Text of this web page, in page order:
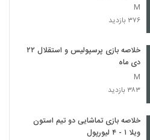
M
۳۷۶ بازدید
خلاصه بازی پرسپولیس و استقلال ۲۲
دی ماه
M
۳۸۳ بازدید
خلاصه بازی تماشایی دو تیم استون
ویلا ۱ - ۴ لیورپول